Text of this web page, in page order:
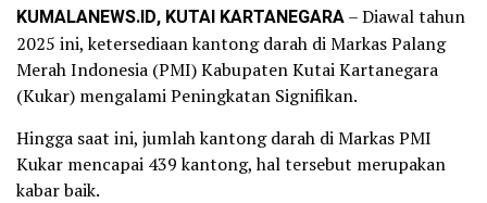
KUMALANEWS.ID, KUTAI KARTANEGARA– Diawal tahun
2025 ini, ketersediaan kantong darah di Markas Palang
Merah Indonesia (PMI) Kabupaten Kutai Kartanegara
(Kukar) mengalami Peningkatan Signifikan.
Hingga saat ini, jumlah kantong darah di Markas PMI
Kukar mencapai 439 kantong, hal tersebut merupakan
kabar baik.